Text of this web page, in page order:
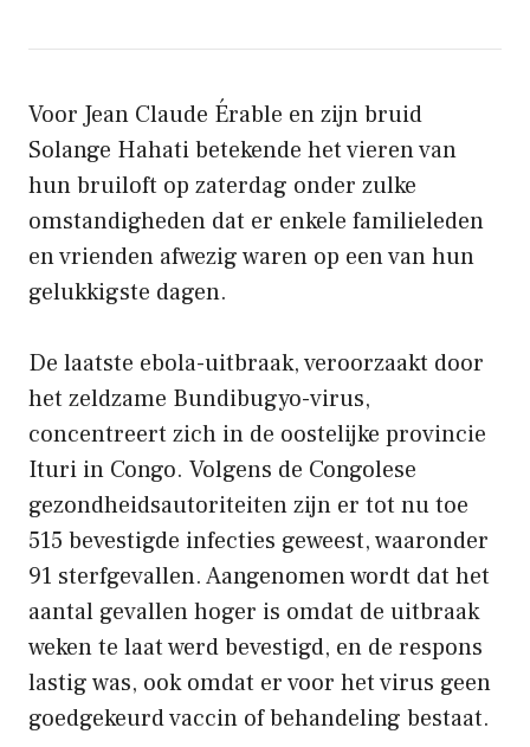
Voor Jean Claude Érable en zijn bruid
Solange Hahati betekende het vieren van
hun bruiloft op zaterdag onder zulke
omstandigheden dat er enkele familieleden
en vrienden afwezig waren op een van hun
gelukkigste dagen.
De laatste ebola-uitbraak, veroorzaakt door
het zeldzame Bundibugyo-virus,
concentreert zich in de oostelijke provincie
Ituri in Congo. Volgens de Congolese
gezondheidsautoriteiten zijn er tot nu toe
515 bevestigde infecties geweest, waaronder
91 sterfgevallen. Aangenomen wordt dat het
aantal gevallen hoger is omdat de uitbraak
weken te laat werd bevestigd, en de respons
lastig was, ook omdat er voor het virus geen
goedgekeurd vaccin of behandeling bestaat.